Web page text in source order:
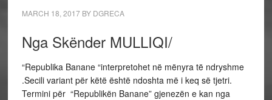
MARCH 18, 2017BY DGRECA
Nga Skënder MULLIQI/
“Republika Banane “interpretohet në mënyra të ndryshme
.Secili variant për këtë është ndoshta më i keq së tjetri.
Termini për “Republikën Banane” gjenezën e kan nga